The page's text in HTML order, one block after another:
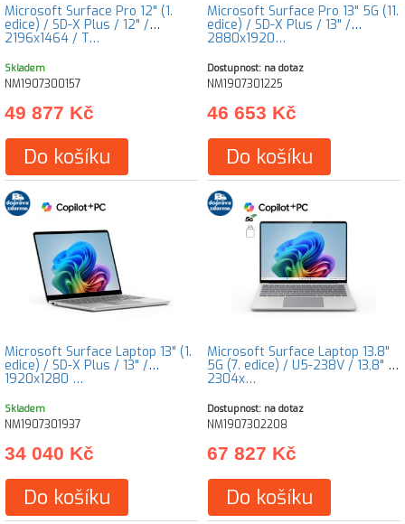
Microsoft Surface Pro 12" (1.
edice) / SD-X Plus / 12" /
2196x1464 / T…
Skladem
NM1907300157
49 877 Kč
Do košíku
Microsoft Surface Pro 13" 5G (11.
edice) / SD-X Plus / 13" /
2880x1920…
Dostupnost: na dotaz
NM1907301225
46 653 Kč
Do košíku
Microsoft Surface Laptop 13" (1.
edice) / SD-X Plus / 13" /
1920x1280 …
Skladem
NM1907301937
34 040 Kč
Do košíku
Microsoft Surface Laptop 13.8"
5G (7. edice) / U5-238V / 13,8" /
2304x…
Dostupnost: na dotaz
NM1907302208
67 827 Kč
Do košíku